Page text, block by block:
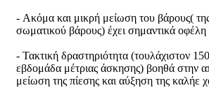
- Ακόμα και μικρή μείωση του βάρους(
σωματικού βάρους) έχει σημαντικά οφέλη
- Τακτική δραστηριότητα (τουλάχιστον
εβδομάδα μέτριας άσκησης) βοηθά στην
μείωση της πίεσης και αύξηση της καλήε